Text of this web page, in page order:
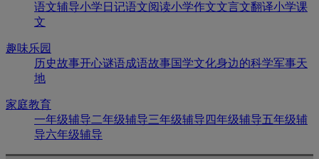
语文辅导小学日记语文阅读小学作文文言文翻译小学课
文
趣味乐园
历史故事开心谜语成语故事国学文化身边的科学军事天
地
家庭教育
一年级辅导二年级辅导三年级辅导 四年级辅导五年级辅
导六年级辅导